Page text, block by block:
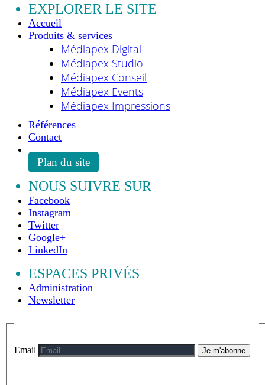
EXPLORER LE SITE
Accueil
Produits & services
Médiapex Digital
Médiapex Studio
Médiapex Conseil
Médiapex Events
Médiapex Impressions
Références
Contact
Plan du site
NOUS SUIVRE SUR
Facebook
Instagram
Twitter
Google+
LinkedIn
ESPACES PRIVÉS
Administration
Newsletter
Email Je m'abonne